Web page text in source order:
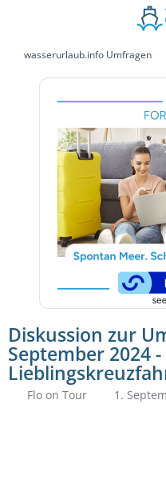
wasserurlaub.info Umfragen
Diskussion zur
September 2024
Flo on Tour 1.